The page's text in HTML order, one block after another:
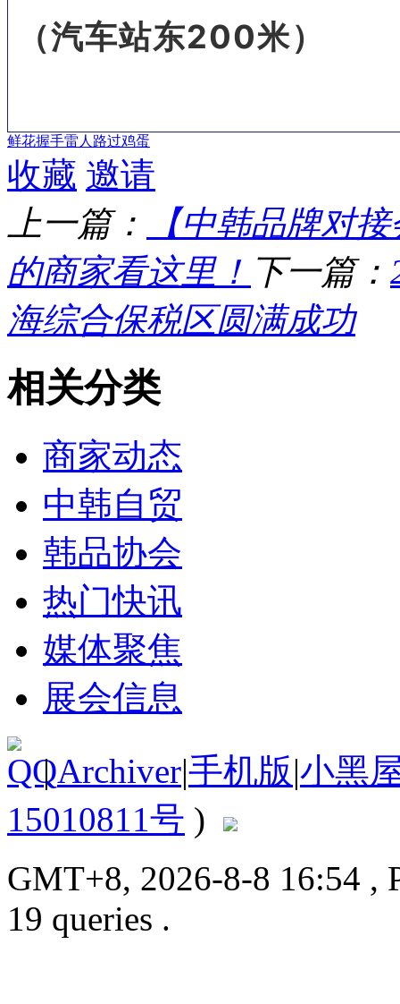
（汽车站东200米）
鲜花握手雷人 路过鸡蛋
收藏 邀请
上一篇：
【中韩品牌对
的商家看这里！ 下一篇：
海综合保税区圆满成功
相关分类
商家动态
中韩自贸
韩品协会
热门快讯
媒体聚焦
展会信息
| Archiver|手机版|小黑
15010811号 )
GMT+8, 2026-8-8 16:54 ,
19 queries .